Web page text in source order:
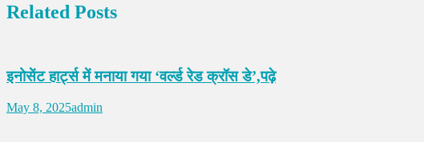
Related Posts
इनोसेंट हार्ट्स में मनाया गया ‘वर्ल्ड रेड क्रॉस डे’,पढ़े
May 8, 2025admin